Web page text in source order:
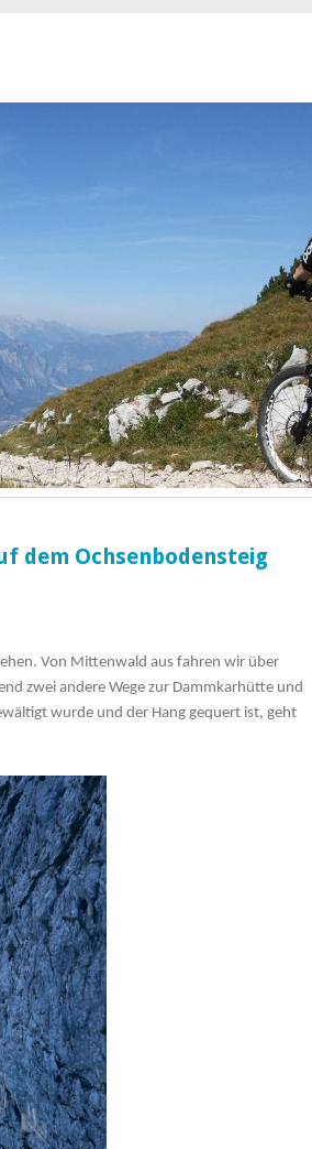
dem Ochsenbodensteig
Von Mittenwald aus fahren wir über
zwei andere Wege zur Dammkarhütte und
wurde und der Hang gequert ist, geht